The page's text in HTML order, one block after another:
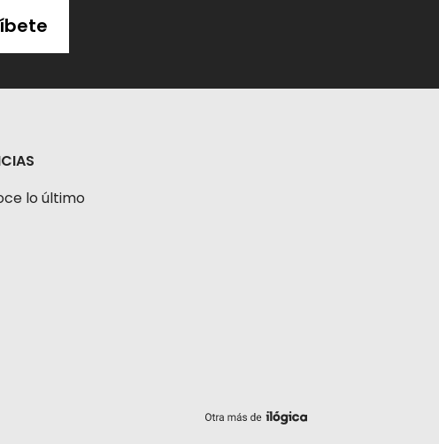
lo último